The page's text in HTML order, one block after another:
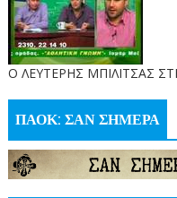
O ΛΕΥΤΕΡΗΣ ΜΠΙΛΙΤΣΑΣ
ΠΑΟΚ: ΣΑΝ ΣΗΜΕΡΑ